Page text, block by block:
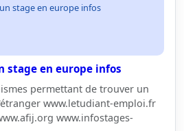
stage en europe infos
stage en europe infos
permettant de trouver un
www.letudiant-emploi.fr
www.infostages-